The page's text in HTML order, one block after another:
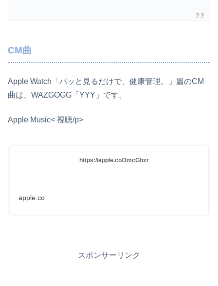
CM曲
Apple Watch「パッと見るだけで、健康管理。」篇のCM
曲は、WAZGOGG「YYY」です。
Apple Music< 視聴/p>
https://apple.co/3mcGhxr
apple.co
スポンサーリンク